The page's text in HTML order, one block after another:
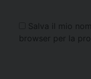
Salva il mio
browser per la